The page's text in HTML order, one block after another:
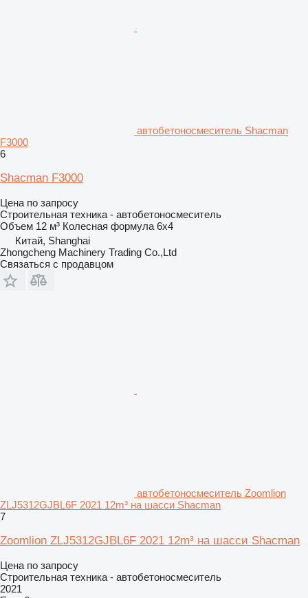
автобетоносмеситель Shacman
F3000
6
Shacman F3000
Цена по запросу
Строительная техника - автобетоносмеситель
Объем 12 м³ Колесная формула 6x4
Китай, Shanghai
Zhongcheng Machinery Trading Co.,Ltd
Связаться с продавцом
автобетоносмеситель Zoomlion
ZLJ5312GJBL6F 2021 12m³ на шасси Shacman
7
Zoomlion ZLJ5312GJBL6F 2021 12m³ на шасси Shacman
Цена по запросу
Строительная техника - автобетоносмеситель
2021